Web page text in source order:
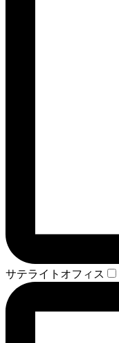
サテライトオフィス